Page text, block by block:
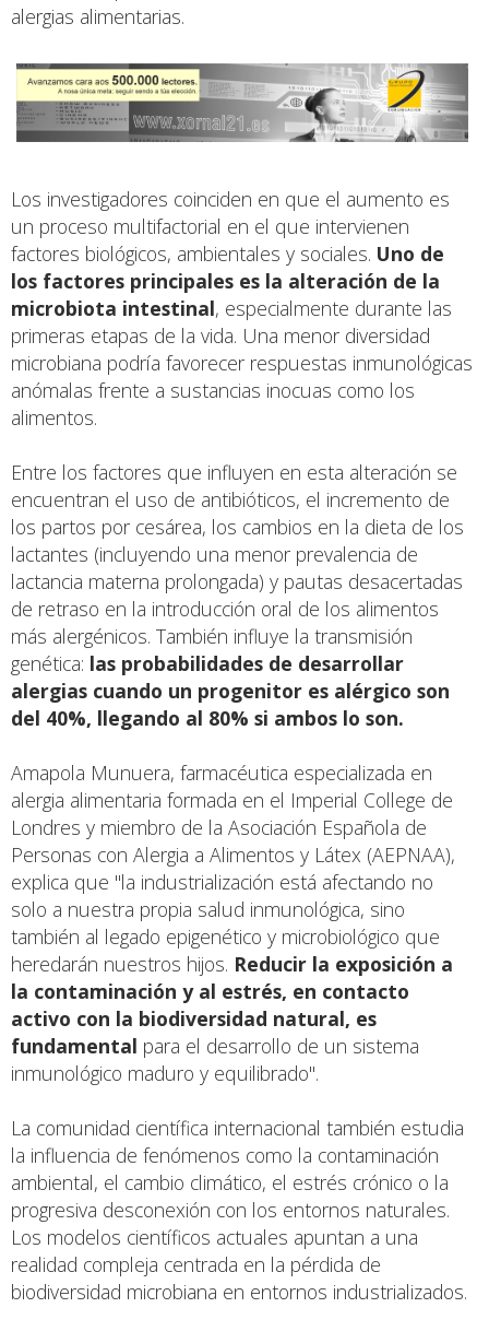
alergias alimentarias.
Los investigadores coinciden en que el aumento es
un proceso multifactorial en el que intervienen
factores biológicos, ambientales y sociales. Uno de
los factores principales es la alteración de la
microbiota intestinal, especialmente durante las
primeras etapas de la vida. Una menor diversidad
microbiana podría favorecer respuestas inmunológicas
anómalas frente a sustancias inocuas como los
alimentos.
Entre los factores que influyen en esta alteración se
encuentran el uso de antibióticos, el incremento de
los partos por cesárea, los cambios en la dieta de los
lactantes (incluyendo una menor prevalencia de
lactancia materna prolongada) y pautas desacertadas
de retraso en la introducción oral de los alimentos
más alergénicos. También influye la transmisión
genética: las probabilidades de desarrollar
alergias cuando un progenitor es alérgico son
del 40%, llegando al 80% si ambos lo son.
Amapola Munuera, farmacéutica especializada en
alergia alimentaria formada en el Imperial College de
Londres y miembro de la Asociación Española de
Personas con Alergia a Alimentos y Látex (AEPNAA),
explica que "la industrialización está afectando no
solo a nuestra propia salud inmunológica, sino
también al legado epigenético y microbiológico que
heredarán nuestros hijos. Reducir la exposición a
la contaminación y al estrés, en contacto
activo con la biodiversidad natural, es
fundamental para el desarrollo de un sistema
inmunológico maduro y equilibrado".
La comunidad científica internacional también estudia
la influencia de fenómenos como la contaminación
ambiental, el cambio climático, el estrés crónico o la
progresiva desconexión con los entornos naturales.
Los modelos científicos actuales apuntan a una
realidad compleja centrada en la pérdida de
biodiversidad microbiana en entornos industrializados.